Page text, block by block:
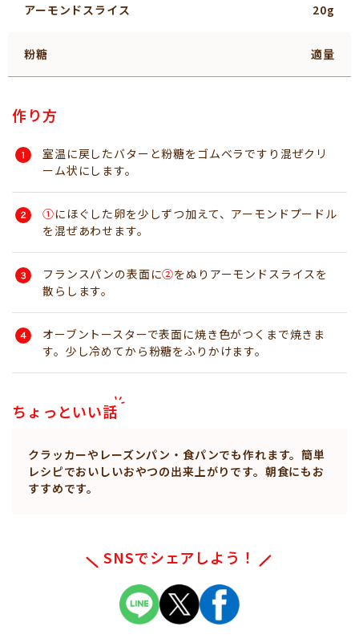
アーモンドスライス 20g
粉糖 適量
作り方
室温に戻したバターと粉糖をゴムベラですり混ぜクリ
ーム状にします。
①にほぐした卵を少しずつ加えて、アーモンドプードル
を混ぜあわせます。
フランスパンの表面に②をぬりアーモンドスライスを
散らします。
オーブントースターで表面に焼き色がつくまで焼きま
す。少し冷めてから粉糖をふりかけます。
ちょっといい話
クラッカーやレーズンパン・食パンでも作れます。簡単
レシピでおいしいおやつの出来上がりです。朝食にもお
すすめです。
SNSでシェアしよう！